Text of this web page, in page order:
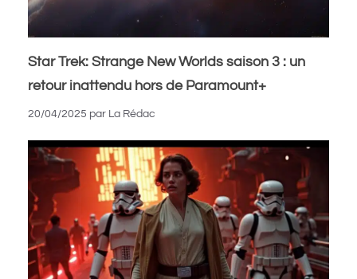
Star Trek: Strange New Worlds saison 3 : un
retour inattendu hors de Paramount+
20/04/2025 par La Rédac